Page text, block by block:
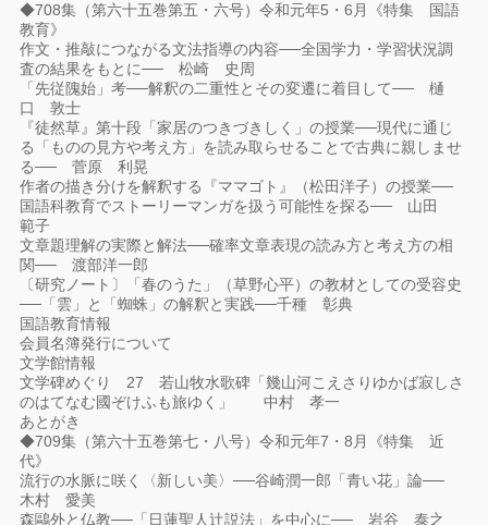
◆708集（第六十五巻第五・六号）令和元年5・6月《特集 国語
教育》
作文・推敲につながる文法指導の内容──全国学力・学習状況調
査の結果をもとに── 松崎 史周
「先従隗始」考──解釈の二重性とその変遷に着目して── 樋
口 敦士
『徒然草』第十段「家居のつきづきしく」の授業──現代に通じ
る「ものの見方や考え方」を読み取らせることで古典に親しませ
る── 菅原 利晃
作者の描き分けを解釈する『ママゴト』（松田洋子）の授業──
国語科教育でストーリーマンガを扱う可能性を探る── 山田
範子
文章題理解の実際と解法──確率文章表現の読み方と考え方の相
関──渡部洋一郎
〔研究ノート〕「春のうた」（草野心平）の教材としての受容史
──「雲」と「蜘蛛」の解釈と実践──千種 彰典
国語教育情報
会員名簿発行について
文学館情報
文学碑めぐり 27 若山牧水歌碑「幾山河こえさりゆかば寂しさ
のはてなむ國ぞけふも旅ゆく」 中村 孝一
あとがき
◆709集（第六十五巻第七・八号）令和元年7・8月《特集 近
代》
流行の水脈に咲く〈新しい美〉──谷崎潤一郎「青い花」論──
木村 愛美
森鷗外と仏教──「日蓮聖人辻説法」を中心に── 岩谷 泰之